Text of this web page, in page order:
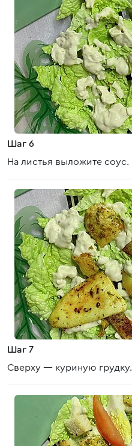
Шаг 6
На листья выложите соус.
Шаг 7
Сверху — куриную грудку.